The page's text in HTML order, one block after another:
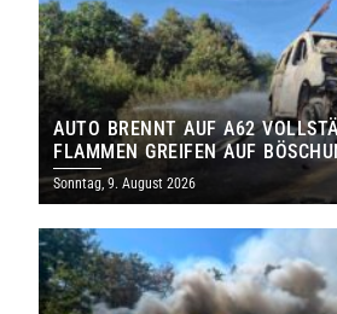
AUTO BRENNT AUF A62
FLAMMEN GREIFEN AUF
Sonntag, 9. August 2026